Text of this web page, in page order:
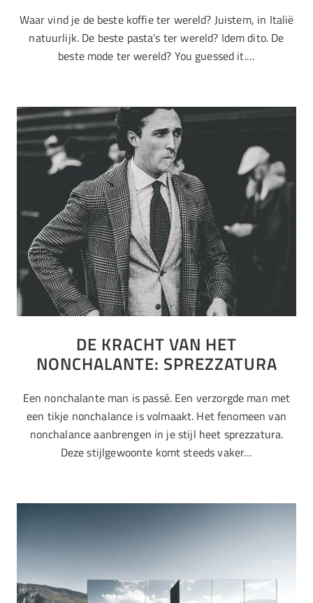
Waar vind je de beste koffie ter wereld? Juistem, in Italië
natuurlijk. De beste pasta’s ter wereld? Idem dito. De
beste mode ter wereld? You guessed it.…
DE KRACHT VAN HET
NONCHALANTE: SPREZZATURA
Een nonchalante man is passé. Een verzorgde man met
een tikje nonchalance is volmaakt. Het fenomeen van
nonchalance aanbrengen in je stijl heet sprezzatura.
Deze stijlgewoonte komt steeds vaker…